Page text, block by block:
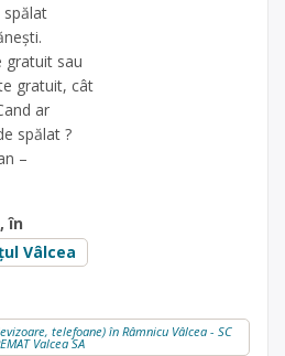
spălat
gratuit sau
gratuit, cât
ar
spălat ?
–
, în
Vâlcea
telefoane) în Râmnicu Vâlcea - SC
Valcea SA